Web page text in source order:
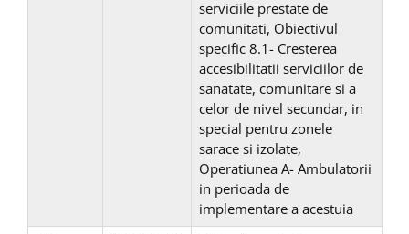
serviciile prestate de
comunitati, Obiectivul
specific 8.1- Cresterea
accesibilitatii serviciilor de
sanatate, comunitare si a
celor de nivel secundar, in
special pentru zonele
sarace si izolate,
Operatiunea A- Ambulatorii
in perioada de
implementare a acestuia